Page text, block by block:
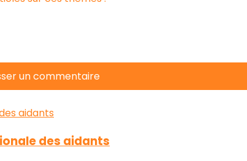
un commentaire
des aidants